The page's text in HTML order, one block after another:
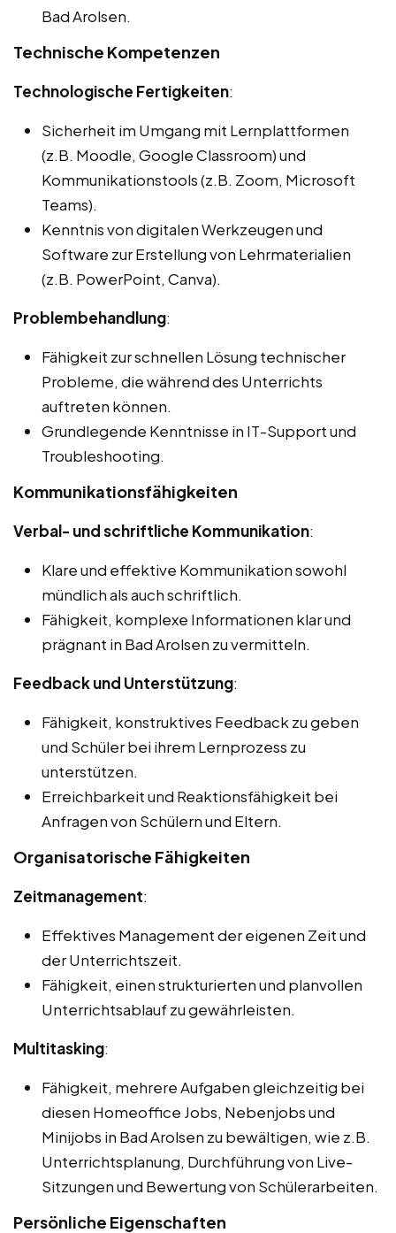
Bad Arolsen.
Technische Kompetenzen
Technologische Fertigkeiten:
Sicherheit im Umgang mit Lernplattformen
(z.B. Moodle, Google Classroom) und
Kommunikationstools (z.B. Zoom, Microsoft
Teams).
Kenntnis von digitalen Werkzeugen und
Software zur Erstellung von Lehrmaterialien
(z.B. PowerPoint, Canva).
Problembehandlung:
Fähigkeit zur schnellen Lösung technischer
Probleme, die während des Unterrichts
auftreten können.
Grundlegende Kenntnisse in IT-Support und
Troubleshooting.
Kommunikationsfähigkeiten
Verbal- und schriftliche Kommunikation:
Klare und effektive Kommunikation sowohl
mündlich als auch schriftlich.
Fähigkeit, komplexe Informationen klar und
prägnant in Bad Arolsen zu vermitteln.
Feedback und Unterstützung:
Fähigkeit, konstruktives Feedback zu geben
und Schüler bei ihrem Lernprozess zu
unterstützen.
Erreichbarkeit und Reaktionsfähigkeit bei
Anfragen von Schülern und Eltern.
Organisatorische Fähigkeiten
Zeitmanagement:
Effektives Management der eigenen Zeit und
der Unterrichtszeit.
Fähigkeit, einen strukturierten und planvollen
Unterrichtsablauf zu gewährleisten.
Multitasking:
Fähigkeit, mehrere Aufgaben gleichzeitig bei
diesen Homeoffice Jobs, Nebenjobs und
Minijobs in Bad Arolsen zu bewältigen, wie z.B.
Unterrichtsplanung, Durchführung von Live-
Sitzungen und Bewertung von Schülerarbeiten.
Persönliche Eigenschaften